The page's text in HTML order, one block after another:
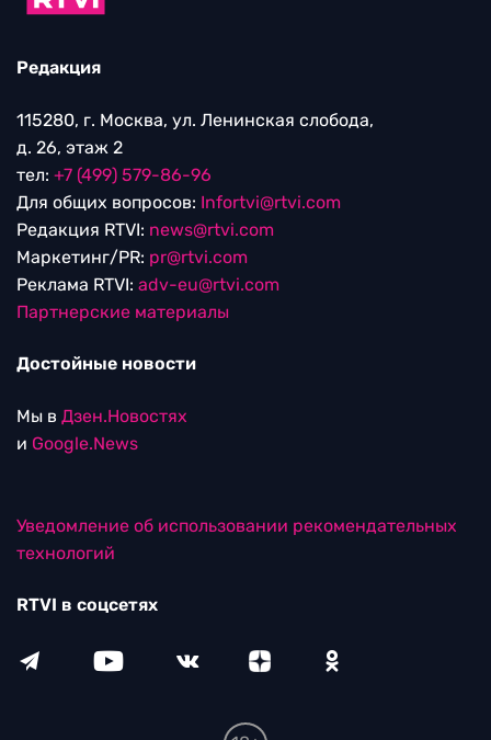
Редакция
115280, г. Москва, ул. Ленинская слобода,
д. 26, этаж 2
тел: +7 (499) 579-86-96
Для общих вопросов: Infortvi@rtvi.com
Редакция RTVI: news@rtvi.com
Маркетинг/PR: pr@rtvi.com
Реклама RTVI: adv-eu@rtvi.com
Партнерские материалы
Достойные новости
Мы в Дзен.Новостях
и Google.News
Уведомление об использовании рекомендательных
технологий
RTVI в соцсетях